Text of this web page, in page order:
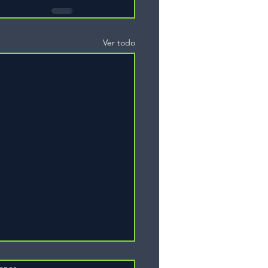
Ver todo